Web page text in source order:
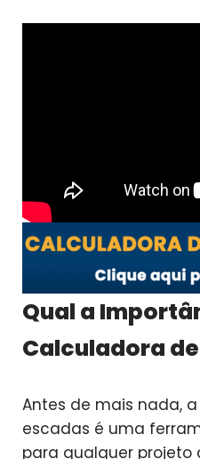
Qual a
Calculadora
Antes de mais nada,
escadas é uma
para qualquer projeto